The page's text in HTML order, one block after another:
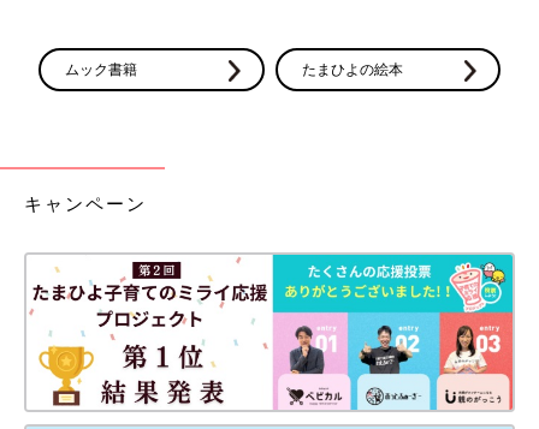
ムック書籍 たまひよの絵本
キャンペーン